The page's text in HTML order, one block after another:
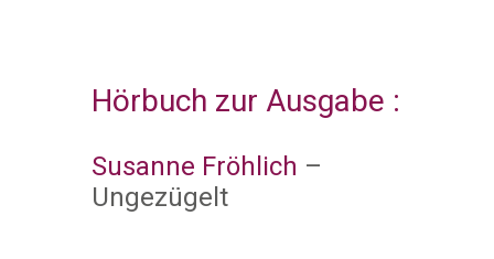
Hörbuch zur Ausgabe :
Susanne Fröhlich –
Ungezügelt